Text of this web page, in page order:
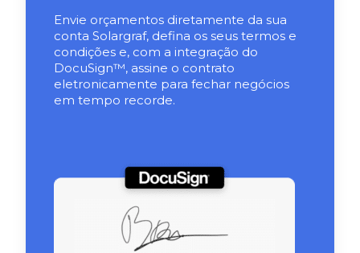
Envie orçamentos diretamente da sua
conta Solargraf, defina os seus termos e
condições e, com a integração do
DocuSign™, assine o contrato
eletronicamente para fechar negócios
em tempo recorde.